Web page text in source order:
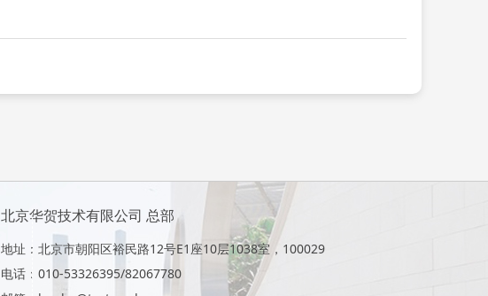
北京华贺技术有限公司 总部
地址：北京市朝阳区裕民路12号E1座10层1038室，100029
电话：010-53326395/82067780